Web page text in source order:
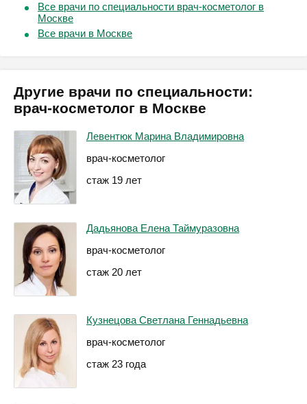
Все врачи по специальности врач-косметолог в
Москве
Все врачи в Москве
Другие врачи по специальности:
врач-косметолог в Москве
Левентюк Марина Владимировна
врач-косметолог
стаж 19 лет
Дадьянова Елена Таймуразовна
врач-косметолог
стаж 20 лет
Кузнецова Светлана Геннадьевна
врач-косметолог
стаж 23 года